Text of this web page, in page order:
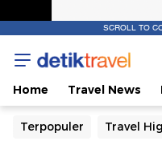
SCROLL TO
Home Travel News
Terpopuler Travel